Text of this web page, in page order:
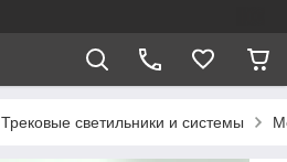
Трековые светильники и системы